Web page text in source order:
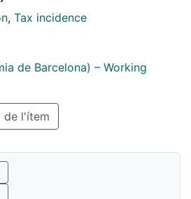
complemented by an
in MWTP caused by the
to vaccination.
, Tax incidence
de Barcelona) – Working
de l'ítem